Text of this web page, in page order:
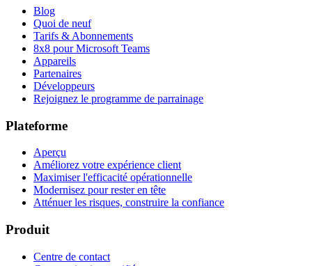
Blog
Quoi de neuf
Tarifs & Abonnements
8x8 pour Microsoft Teams
Appareils
Partenaires
Développeurs
Rejoignez le programme de parrainage
Plateforme
Aperçu
Améliorez votre expérience client
Maximiser l'efficacité opérationnelle
Modernisez pour rester en tête
Atténuer les risques, construire la confiance
Produit
Centre de contact